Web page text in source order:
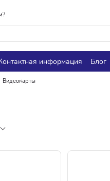
информация Блог
Видеокарты